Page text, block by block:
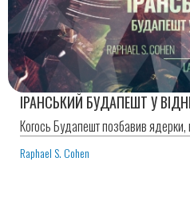
ІРАНСЬКИЙ БУДАПЕШТ У ВІДНІ
Когось Будапешт позбавив ядерки,
Raphael S. Cohen